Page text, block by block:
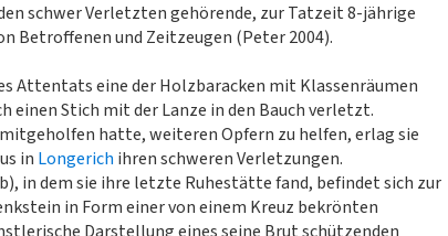
schwer Verletzten gehörende, zur Tatzeit 8-jährige
Betroffenen und Zeitzeugen (Peter 2004).
Attentats eine der Holzbaracken mit Klassenräumen
einen Stich mit der Lanze in den Bauch verletzt.
hatte, weiteren Opfern zu helfen, erlag sie
in Longerich ihren schweren Verletzungen.
in dem sie ihre letzte Ruhestätte fand, befindet sich zur
in Form einer von einem Kreuz bekrönten